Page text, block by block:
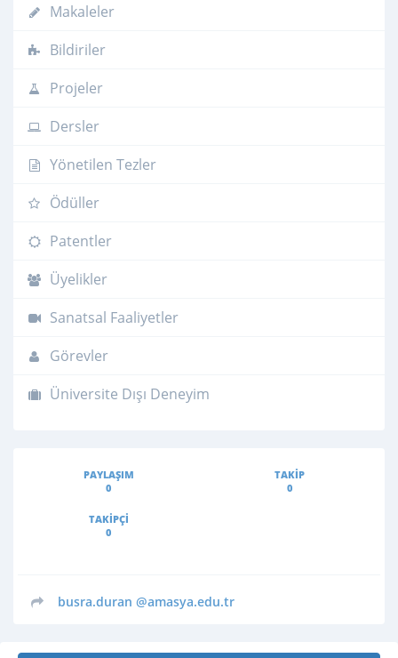
Makaleler
Bildiriler
Projeler
Dersler
Yönetilen Tezler
Ödüller
Patentler
Üyelikler
Sanatsal Faaliyetler
Görevler
Üniversite Dışı Deneyim
PAYLAŞIM
0
TAKIP
0
TAKIPÇI
0
busra.duran @amasya.edu.tr